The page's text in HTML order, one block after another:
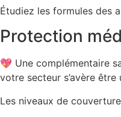
Étudiez les formules des
Protection
💖 Une complémentaire
votre secteur s’avère
Les niveaux de